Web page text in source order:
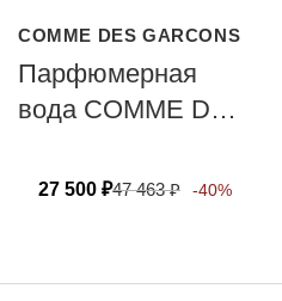
COMME DES GARCONS
Парфюмерная
вода COMME DES
PEPPER
27 500 ₽47 463₽ -40%